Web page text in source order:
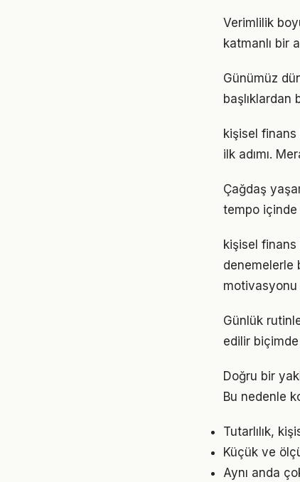
Verimlilik
katmanlı bir
Günümüz
başlıklardan
kişisel finans
ilk adımı.
Çağdaş
tempo içinde
kişisel
denemelerle
motivasyonu
Günlük
edilir
Doğru bir
Bu nedenle
Tutarlılık,
Küçük ve
Aynı anda